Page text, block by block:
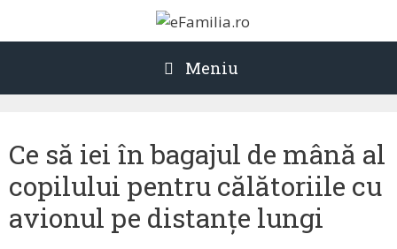
Meniu
Ce să iei în bagajul de mână al
copilului pentru călătoriile cu
avionul pe distanțe lungi